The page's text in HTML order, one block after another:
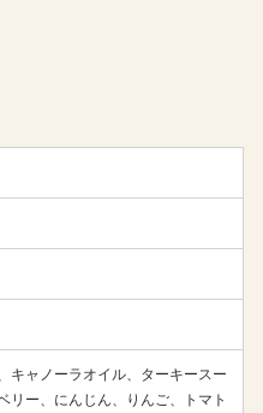
キャノーラオイル、ターキースー
リー、にんじん、りんご、トマト